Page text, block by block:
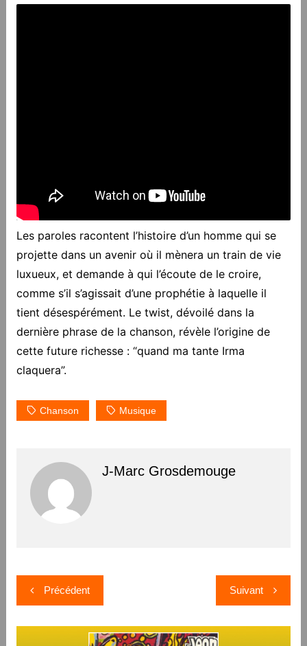
Les paroles racontent l’histoire d’un homme qui se
projette dans un avenir où il mènera un train de vie
luxueux, et demande à qui l’écoute de le croire,
comme s’il s’agissait d’une prophétie à laquelle il
tient désespérément. Le twist, dévoilé dans la
dernière phrase de la chanson, révèle l’origine de
cette future richesse : “quand ma tante Irma
claquera”.
Chanson Musique
J-Marc Grosdemouge
Navigation
de
l’article
Précédent Suivant